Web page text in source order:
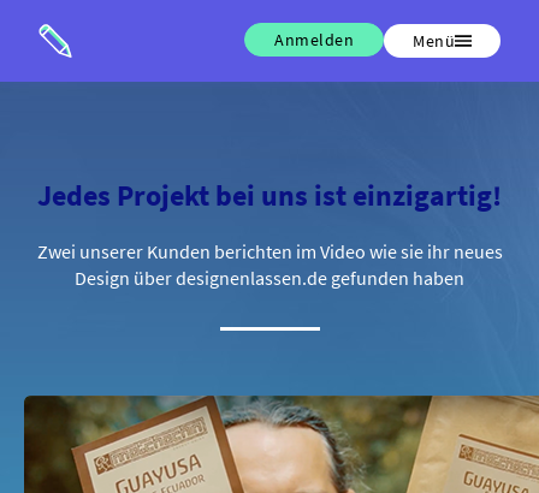
Anmelden Menü
Jedes Projekt bei uns ist einzigartig!
Zwei unserer Kunden berichten im Video wie sie ihr neues
Design über designenlassen.de gefunden haben